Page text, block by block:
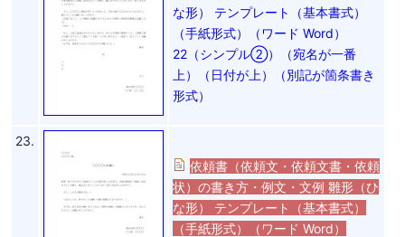
な形） テンプレート（基本書式）
（手紙形式）（ワード Word）
22（シンプル②）（宛名が一番
上）（日付が上）（別記が箇条書き
形式）
23.
依頼書（依頼文・依頼文書・依頼
状）の書き方・例文・文例 雛形（ひ
な形） テンプレート（基本書式）
（手紙形式）（ワード Word）